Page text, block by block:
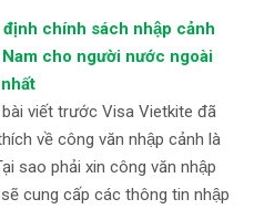
định chính sách nhập cảnh
cho người nước ngoài
viết trước Visa Vietkite đã
về công văn nhập cảnh là
sao phải xin công văn nhập
cung cấp các thông tin nhập